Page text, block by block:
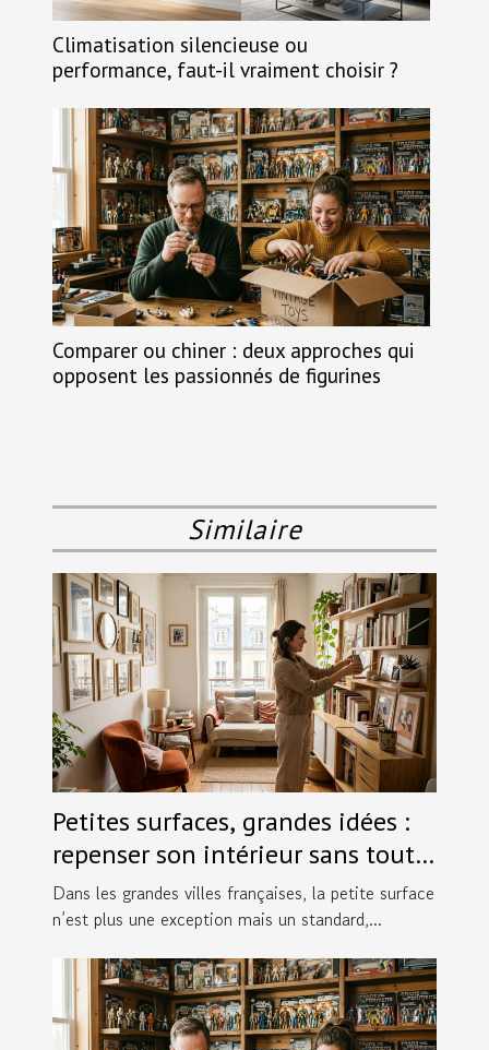
Climatisation silencieuse ou
performance, faut-il vraiment choisir ?
Comparer ou chiner : deux approches qui
opposent les passionnés de figurines
Similaire
Petites surfaces, grandes idées :
repenser son intérieur sans tout
bouleverser
Dans les grandes villes françaises, la petite surface
n’est plus une exception mais un standard,...